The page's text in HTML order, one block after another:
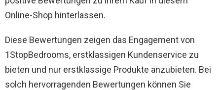
Online-Shop hinterlassen.
Diese Bewertungen zeigen das Engagement von
1StopBedrooms, erstklassigen Kundenservice zu
bieten und nur erstklassige Produkte anzubieten. Bei
solch hervorragenden Bewertungen können Sie